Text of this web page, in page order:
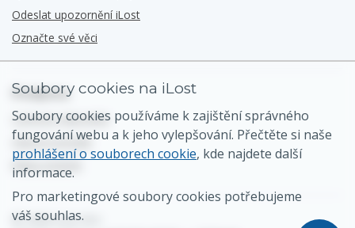
Odeslat upozornění iLost
Označte své věci
Podpora
Centrum nápovědy
Obecný kontakt
Mapa stránek
© 2026 iLost B.V.
Soubory cookies na iLost
Soubory cookies používáme k zajištění správného
fungování webu a k jeho vylepšování. Přečtěte si naše
prohlášení o souborech cookie, kde najdete další
informace.
Pro marketingové soubory cookies potřebujeme
váš souhlas.